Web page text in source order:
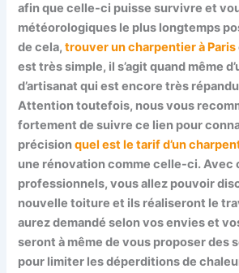
afin que celle-ci puisse survivre et
météorologiques le plus longtemps
de cela,trouver un charpentier à Paris
est très simple, il s’agit quand même
d’artisanat qui est encore très
Attention toutefois, nous vous
fortement de suivre ce lien pour
précisionquel est le tarif d’un
une rénovation comme celle-ci. Avec
professionnels, vous allez pouvoir
nouvelle toiture et ils réaliseront le
aurez demandé selon vos envies et
seront à même de vous proposer des
pour limiter les déperditions de